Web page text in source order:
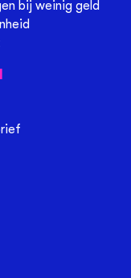
bij weinig geld